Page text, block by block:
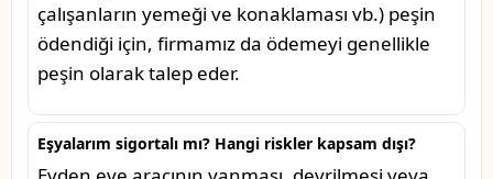
çalışanların yemeği ve konaklaması vb.) peşin
ödendiği için, firmamız da ödemeyi genellikle
peşin olarak talep eder.
Eşyalarım sigortalı mı? Hangi riskler kapsam dışı?